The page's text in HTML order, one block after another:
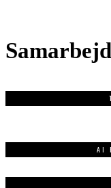
AI